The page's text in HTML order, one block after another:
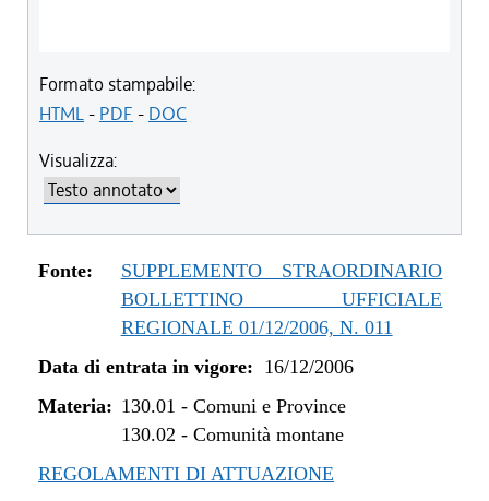
Formato stampabile:
HTML- PDF - DOC
Visualizza:
Fonte:
SUPPLEMENTO STRAORDINARIO
BOLLETTINO UFFICIALE
REGIONALE 01/12/2006, N. 011
Data di entrata in vigore: 16/12/2006
Materia: 130.01 - Comuni e Province
130.02 - Comunità montane
REGOLAMENTI DI ATTUAZIONE